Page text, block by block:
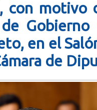
con motivo
Gobierno
en el
de